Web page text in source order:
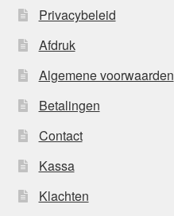
Privacybeleid
Afdruk
Algemene voorwaarden
Betalingen
Contact
Kassa
Klachten